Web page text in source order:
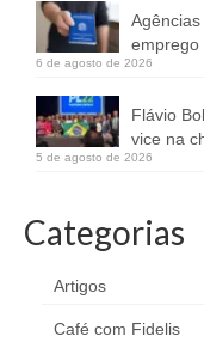
emprego
6 de agosto de 2026
Flávio
vice na
5 de agosto de 2026
Categorias
Artigos
Café com Fidelis